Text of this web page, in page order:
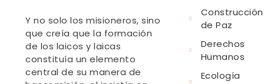
Y no solo los misioneros, sino
que creía que la formación
de los laicos y laicas
constituía un elemento
central de su manera de
Construcción
de Paz
Derechos
Humanos
Ecología